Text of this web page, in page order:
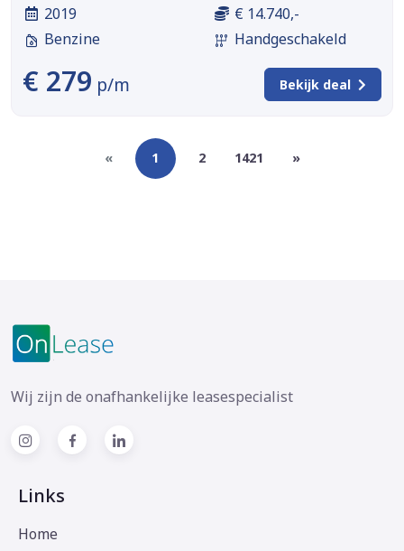
2019
Benzine
€ 14.740,-
Handgeschakeld
€ 279 p/m Bekijk deal
« 1 2 1421 »
Wij zijn de onafhankelijke leasespecialist
Links
Home